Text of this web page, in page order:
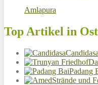
Amlapura
Top Artikel in
Candidasa
Padang
Strände und